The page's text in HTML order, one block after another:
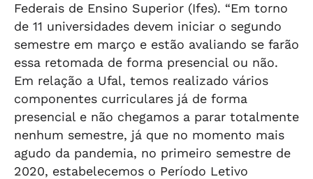
Federais de Ensino Superior (Ifes). “Em torno
de 11 universidades devem iniciar o segundo
semestre em março e estão avaliando se farão
essa retomada de forma presencial ou não.
Em relação a Ufal, temos realizado vários
componentes curriculares já de forma
presencial e não chegamos a parar totalmente
nenhum semestre, já que no momento mais
agudo da pandemia, no primeiro semestre de
2020, estabelecemos o Período Letivo